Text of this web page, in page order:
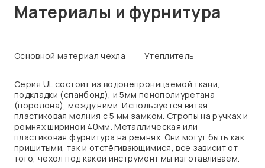
Материалы и фурнитура
Основной материал чехла Утеплитель
Серия UL состоит из водонепроницаемой ткани,
подкладки (спанбонд), и 5мм пенополиуретана
(поролона), между ними. Используется витая
пластиковая молния с 5 мм замком. Стропы на ручках и
ремнях шириной 40мм. Металлическая или
пластиковая фурнитура на ремнях. Они могут быть как
пришитыми, так и отстёгивающимися, все зависит от
того, чехол под какой инструмент мы изготавливаем.